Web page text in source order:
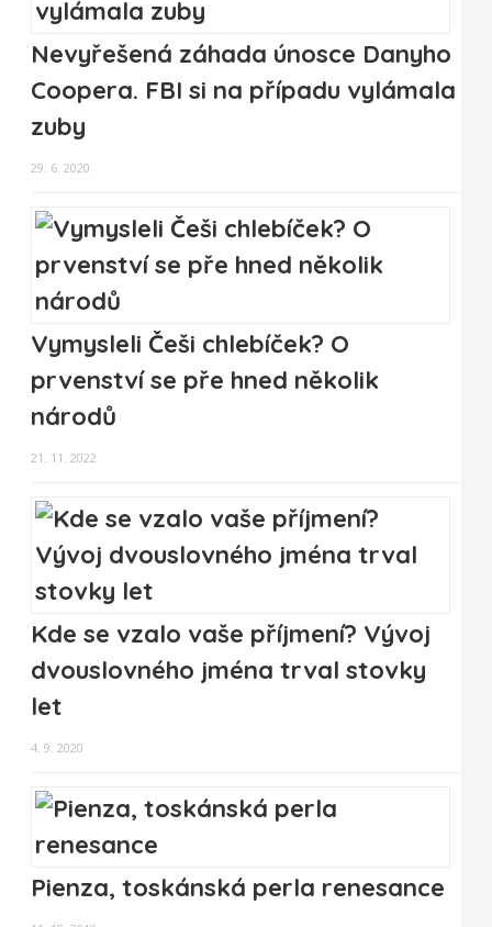
Nevyřešená záhada únosce Danyho
Coopera. FBI si na případu vylámala
zuby
29. 6. 2020
Vymysleli Češi chlebíček? O
prvenství se pře hned několik
národů
21. 11. 2022
Kde se vzalo vaše příjmení? Vývoj
dvouslovného jména trval stovky
let
4. 9. 2020
Pienza, toskánská perla renesance